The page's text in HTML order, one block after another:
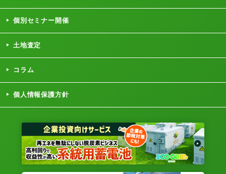
個別セミナー開催
土地査定
コラム
個人情報保護方針